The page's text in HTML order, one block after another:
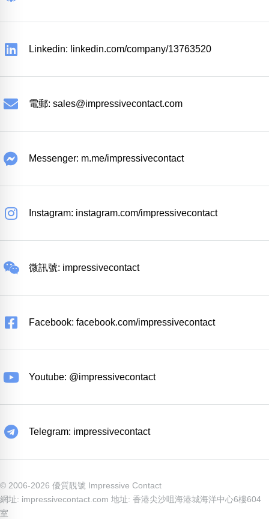
Linkedin: linkedin.com/company/13763520
電郵: sales@impressivecontact.com
Messenger: m.me/impressivecontact
Instagram: instagram.com/impressivecontact
微訊號: impressivecontact
Facebook: facebook.com/impressivecontact
Youtube: @impressivecontact
Telegram: impressivecontact
© 2006-2026 優質靚號 Impressive Contact
網址: impressivecontact.com 地址: 香港尖沙咀海港城海洋中心6樓604
室